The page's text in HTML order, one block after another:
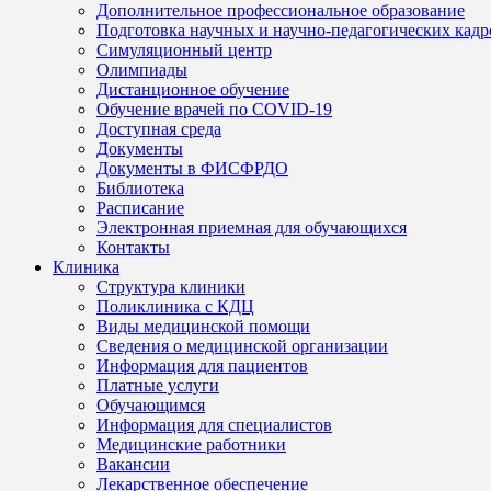
Дополнительное профессиональное образование
Подготовка научных и научно-педагогических
Симуляционный центр
Олимпиады
Дистанционное обучение
Обучение врачей по COVID-19
Доступная среда
Документы
Документы в ФИСФРДО
Библиотека
Расписание
Электронная приемная для обучающихся
Контакты
Клиника
Структура клиники
Поликлиника с КДЦ
Виды медицинской помощи
Сведения о медицинской организации
Информация для пациентов
Платные услуги
Обучающимся
Информация для специалистов
Медицинские работники
Вакансии
Лекарственное обеспечение